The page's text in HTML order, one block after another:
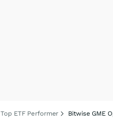
Top ETF Performer Bitwise GME